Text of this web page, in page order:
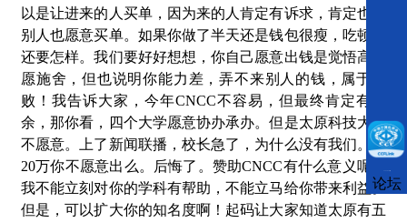
以是让进来的人买单，因为来的人肯定有诉求，肯定也有
别人也愿意买单。如果你做了半天还是钱包很瘦，吃顿饭
还要怎样。我们要好好想想，你自己愿意出钱是觉悟高，
愿施舍，但也说明你能力差，弄不来别人的钱，属于失
败！我告诉大家，今年CNCC不容易，但最终肯定有结
余，那你看，四个大学愿意协办承办。但是太原科技大学
不愿意。上了新闻联播，校长急了，为什么没有我们。那
20万你不愿意出么。后悔了。赞助CNCC有什么意义呢？
我不能立刻对你的学科有帮助，不能立马给你带来利益。
但是，可以扩大你的知名度啊！起码让大家知道太原有五
论坛